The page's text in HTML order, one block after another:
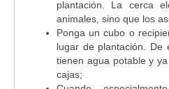
plantación. La cerca
animales, sino que los
Ponga un cubo o
lugar de plantación. De
tienen agua potable y
cajas;